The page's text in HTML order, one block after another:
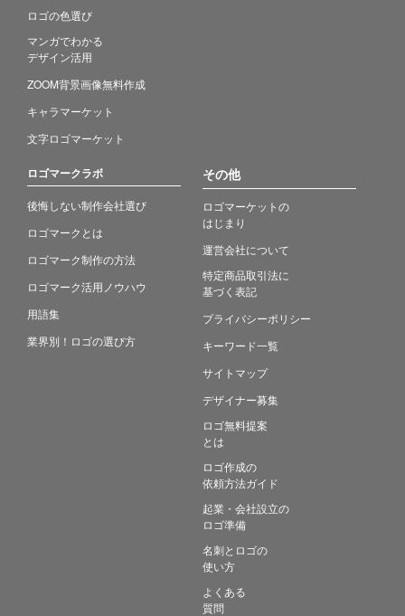
ロゴの色選び
マンガでわかる
デザイン活用
ZOOM背景画像無料作成
キャラマーケット
文字ロゴマーケット
ロゴマークラボ
後悔しない制作会社選び
ロゴマークとは
ロゴマーク制作の方法
ロゴマーク活用ノウハウ
用語集
業界別！ロゴの選び方
その他
ロゴマーケットの
はじまり
運営会社について
特定商品取引法に
基づく表記
プライバシーポリシー
キーワード一覧
サイトマップ
デザイナー募集
ロゴ無料提案
とは
ロゴ作成の
依頼方法ガイド
起業・会社設立の
ロゴ準備
名刺とロゴの
使い方
よくある
質問